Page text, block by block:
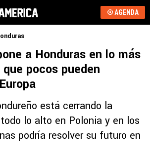
AGENDA
a Honduras en lo más
pocos pueden
está cerrando la
lo alto en Polonia y en los
podría resolver su futuro en